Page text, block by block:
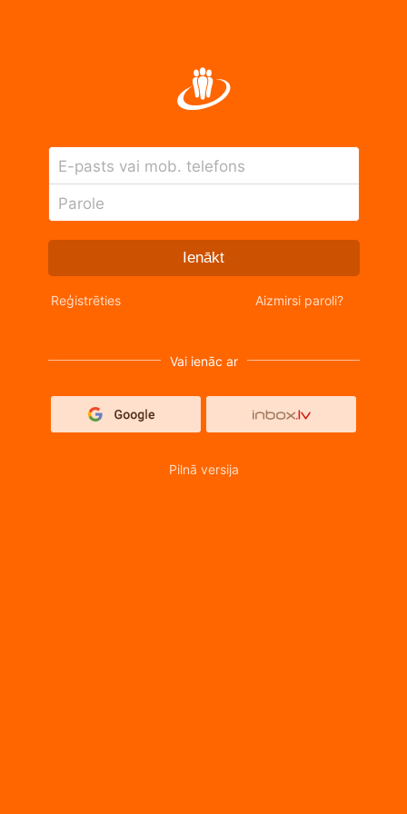
E-pasts vai mob. telefons
Parole
Ienākt
Reģistrēties Aizmirsi paroli?
Vai ienāc ar
Pilnā versija